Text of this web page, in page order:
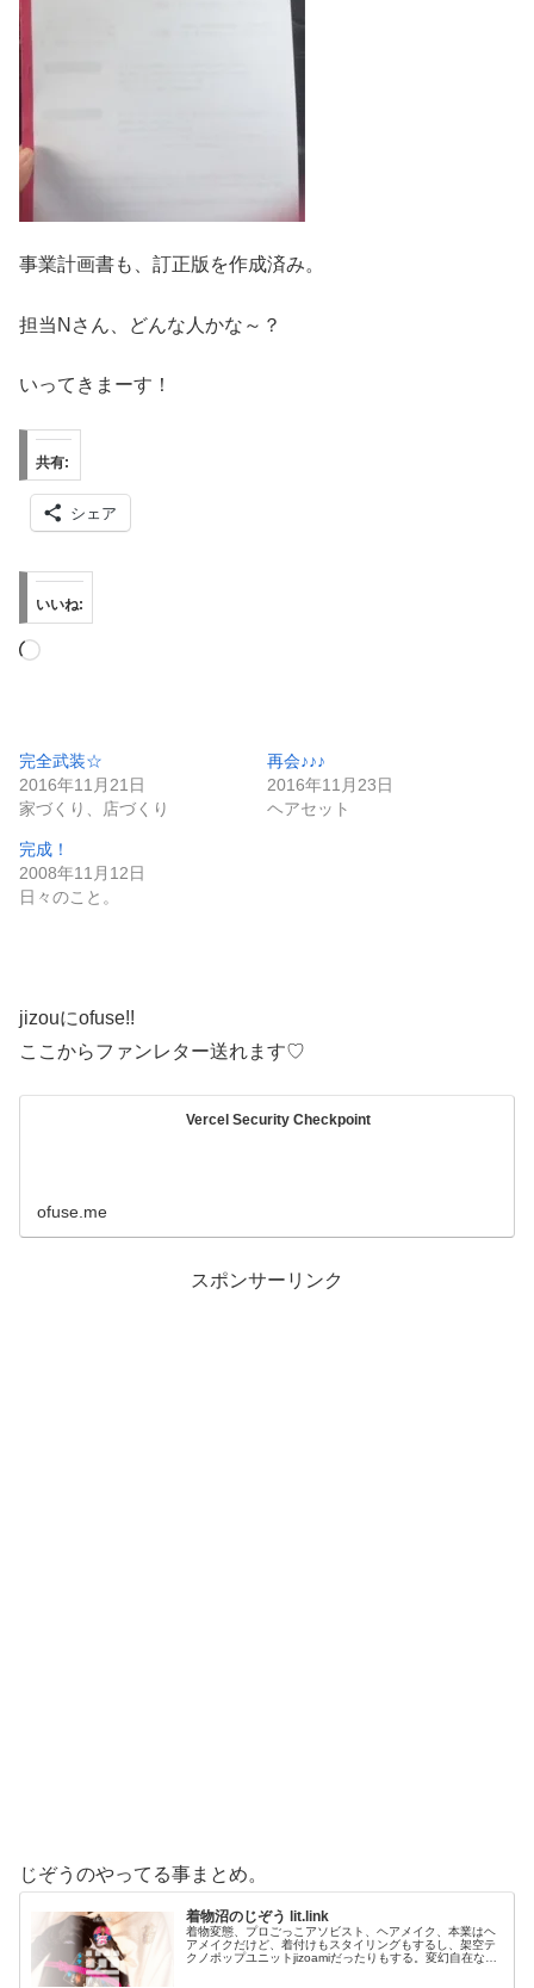
事業計画書も、訂正版を作成済み。
担当Nさん、どんな人かな～？
いってきまーす！
共有:
シェア
いいね:
読
み
中…
完全武装☆
2016年11月21日
家づくり、店づくり
再会♪♪♪
2016年11月23日
ヘアセット
完成！
2008年11月12日
日々のこと。
jizouにofuse!!
ここからファンレター送れます♡
Vercel Security Checkpoint
ofuse.me
スポンサーリンク
じぞうのやってる事まとめ。
着物沼のじぞう lit.link
着物変態、プロごっこアソビスト、ヘアメイク、本業はヘ
アメイクだけど、着付けもスタイリングもするし、架空テ
クノポップユニットjizoamiだったりもする。変幻自在なた